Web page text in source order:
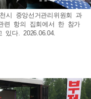
시 중앙선거관리위원회 과
련 항의 집회에서 한 참가
있다. 2026.06.04.